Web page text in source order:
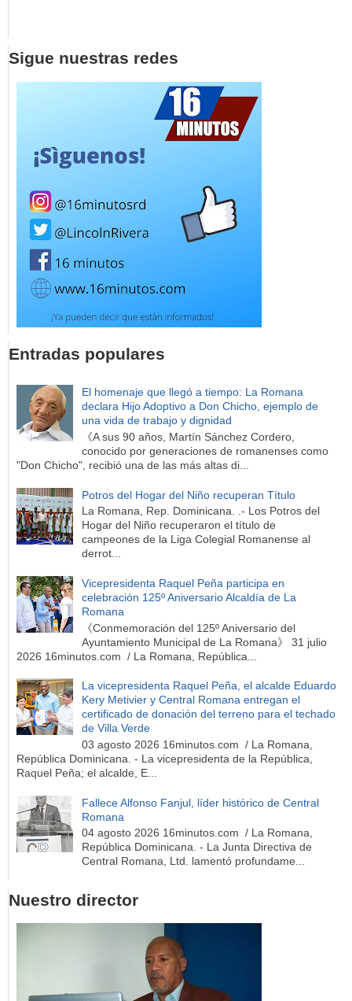
Sigue nuestras redes
Entradas populares
El homenaje que llegó a tiempo: La Romana
declara Hijo Adoptivo a Don Chicho, ejemplo de
una vida de trabajo y dignidad
《A sus 90 años, Martín Sánchez Cordero,
conocido por generaciones de romanenses como
"Don Chicho", recibió una de las más altas di...
Potros del Hogar del Niño recuperan Título
La Romana, Rep. Dominicana. .- Los Potros del
Hogar del Niño recuperaron el título de
campeones de la Liga Colegial Romanense al
derrot...
Vicepresidenta Raquel Peña participa en
celebración 125º Aniversario Alcaldía de La
Romana
《Conmemoración del 125º Aniversario del
Ayuntamiento Municipal de La Romana》 31 julio
2026 16minutos.com / La Romana, República...
La vicepresidenta Raquel Peña, el alcalde Eduardo
Kery Metivier y Central Romana entregan el
certificado de donación del terreno para el techado
de Villa Verde
03 agosto 2026 16minutos.com / La Romana,
República Dominicana. - La vicepresidenta de la República,
Raquel Peña; el alcalde, E...
Fallece Alfonso Fanjul, líder histórico de Central
Romana
04 agosto 2026 16minutos.com / La Romana,
República Dominicana. - La Junta Directiva de
Central Romana, Ltd. lamentó profundame...
Nuestro director